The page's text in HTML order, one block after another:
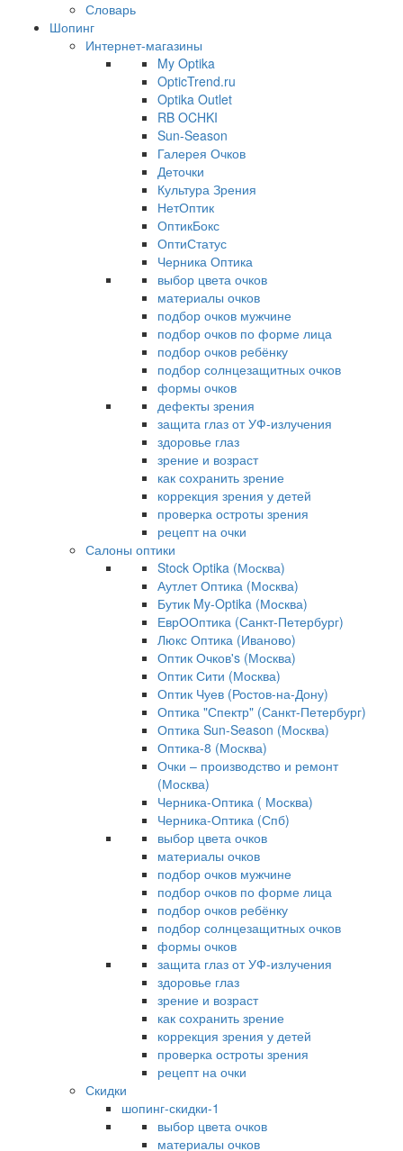
Словарь
Шопинг
Интернет-магазины
My Optika
OpticTrend.ru
Optika Outlet
RB OCHKI
Sun-Season
Галерея Очков
Деточки
Культура Зрения
НетОптик
ОптикБокс
ОптиСтатус
Черника Оптика
выбор цвета очков
материалы очков
подбор очков мужчине
подбор очков по форме лица
подбор очков ребёнку
подбор солнцезащитных очков
формы очков
дефекты зрения
защита глаз от УФ-излучения
здоровье глаз
зрение и возраст
как сохранить зрение
коррекция зрения у детей
проверка остроты зрения
рецепт на очки
Салоны оптики
Stock Optika (Москва)
Аутлет Оптика (Москва)
Бутик My-Optika (Москва)
ЕврООптика (Санкт-Петербург)
Люкс Оптика (Иваново)
Оптик Очков's (Москва)
Оптик Сити (Москва)
Оптик Чуев (Ростов-на-Дону)
Оптика "Спектр" (Санкт-Петербург)
Оптика Sun-Season (Москва)
Оптика-8 (Москва)
Очки – производство и ремонт
(Москва)
Черника-Оптика ( Москва)
Черника-Оптика (Спб)
выбор цвета очков
материалы очков
подбор очков мужчине
подбор очков по форме лица
подбор очков ребёнку
подбор солнцезащитных очков
формы очков
защита глаз от УФ-излучения
здоровье глаз
зрение и возраст
как сохранить зрение
коррекция зрения у детей
проверка остроты зрения
рецепт на очки
Скидки
шопинг-скидки-1
выбор цвета очков
материалы очков